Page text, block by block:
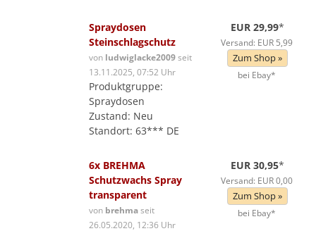
Spraydosen
Steinschlagschutz
von ludwiglacke2009seit
13.11.2025, 07:52 Uhr
Produktgruppe:
Spraydosen
Zustand: Neu
Standort: 63*** DE
EUR 29,99*
Versand: EUR 5,99
Zum Shop »
bei Ebay*
6x BREHMA
Schutzwachs Spray
transparent
von brehmaseit
26.05.2020, 12:36 Uhr
EUR 30,95*
Versand: EUR 0,00
Zum Shop »
bei Ebay*